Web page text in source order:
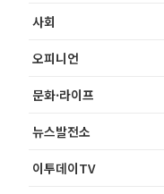
사회
오피니언
문화·라이프
뉴스발전소
이투데이TV